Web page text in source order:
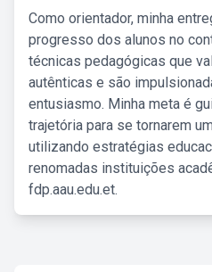
Como orientador, minha
progresso dos alunos no
técnicas pedagógicas que
autênticas e são
entusiasmo. Minha meta é
trajetória para se tornarem
utilizando estratégias
renomadas instituições
fdp.aau.edu.et.